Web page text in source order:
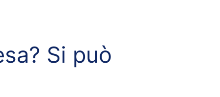
Si può